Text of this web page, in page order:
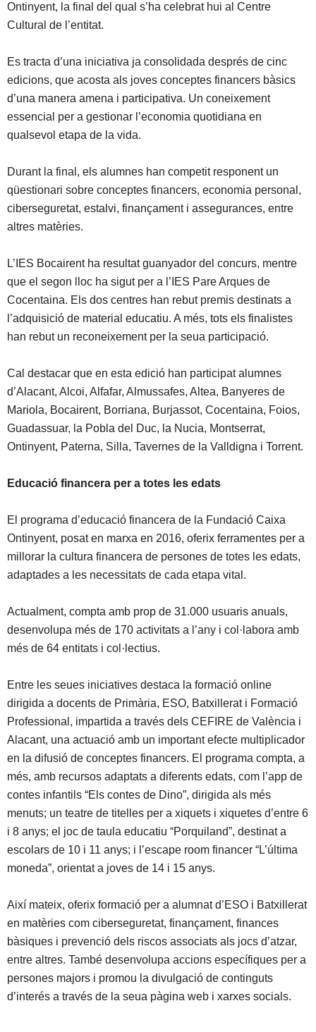
Ontinyent, la final del qual s’ha celebrat hui al Centre
Cultural de l’entitat.
Es tracta d’una iniciativa ja consolidada després de cinc
edicions, que acosta als joves conceptes financers bàsics
d’una manera amena i participativa. Un coneixement
essencial per a gestionar l’economia quotidiana en
qualsevol etapa de la vida.
Durant la final, els alumnes han competit responent un
qüestionari sobre conceptes financers, economia personal,
ciberseguretat, estalvi, finançament i assegurances, entre
altres matèries.
L’IES Bocairent ha resultat guanyador del concurs, mentre
que el segon lloc ha sigut per a l’IES Pare Arques de
Cocentaina. Els dos centres han rebut premis destinats a
l’adquisició de material educatiu. A més, tots els finalistes
han rebut un reconeixement per la seua participació.
Cal destacar que en esta edició han participat alumnes
d’Alacant, Alcoi, Alfafar, Almussafes, Altea, Banyeres de
Mariola, Bocairent, Borriana, Burjassot, Cocentaina, Foios,
Guadassuar, la Pobla del Duc, la Nucia, Montserrat,
Ontinyent, Paterna, Silla, Tavernes de la Valldigna i Torrent.
Educació financera per a totes les edats
El programa d’educació financera de la Fundació Caixa
Ontinyent, posat en marxa en 2016, oferix ferramentes per a
millorar la cultura financera de persones de totes les edats,
adaptades a les necessitats de cada etapa vital.
Actualment, compta amb prop de 31.000 usuaris anuals,
desenvolupa més de 170 activitats a l’any i col·labora amb
més de 64 entitats i col·lectius.
Entre les seues iniciatives destaca la formació online
dirigida a docents de Primària, ESO, Batxillerat i Formació
Professional, impartida a través dels CEFIRE de València i
Alacant, una actuació amb un important efecte multiplicador
en la difusió de conceptes financers. El programa compta, a
més, amb recursos adaptats a diferents edats, com l’app de
contes infantils “Els contes de Dino”, dirigida als més
menuts; un teatre de titelles per a xiquets i xiquetes d’entre 6
i 8 anys; el joc de taula educatiu “Porquiland”, destinat a
escolars de 10 i 11 anys; i l’escape room financer “L’última
moneda”, orientat a joves de 14 i 15 anys.
Així mateix, oferix formació per a alumnat d’ESO i Batxillerat
en matèries com ciberseguretat, finançament, finances
bàsiques i prevenció dels riscos associats als jocs d’atzar,
entre altres. També desenvolupa accions específiques per a
persones majors i promou la divulgació de continguts
d’interés a través de la seua pàgina web i xarxes socials.